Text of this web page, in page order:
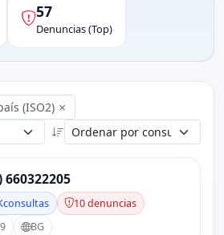
57
Denuncias (Top)
×
660322205
consultas
10 denuncias
BG